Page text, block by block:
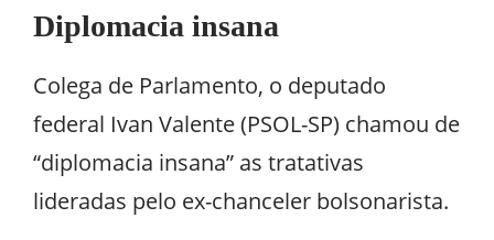
Diplomacia insana
Colega de Parlamento, o deputado
federal Ivan Valente (PSOL-SP) chamou de
“diplomacia insana” as tratativas
lideradas pelo ex-chanceler bolsonarista.